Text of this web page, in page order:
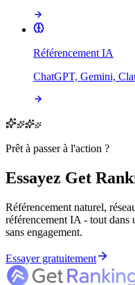
Référencement IA
ChatGPT, Gemini,
Prêt à passer à l'action ?
Essayez Get
Référencement naturel,
référencement IA - tout dans
sans engagement.
Essayer gratuitement